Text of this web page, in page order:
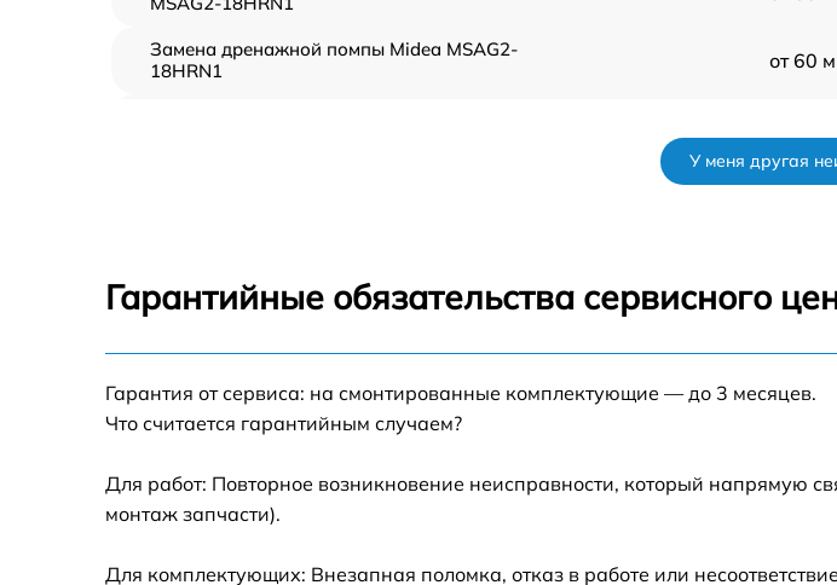
Замена дренажной помпы Midea MSAG2-
18HRN1
от 60
У меня другая
Гарантийные обязательства сервисного
Гарантия от сервиса: на смонтированные комплектующие — до 3 месяцев.
Что считается гарантийным случаем?
Для работ: Повторное возникновение неисправности, который напрямую
монтаж запчасти).
Для комплектующих: Внезапная поломка, отказ в работе или